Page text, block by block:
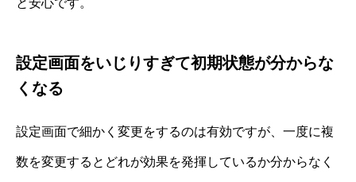
と安心です。
設定画面をいじりすぎて初期状態が分からな
くなる
設定画面で細かく変更をするのは有効ですが、一度に複
数を変更するとどれが効果を発揮しているか分からなく